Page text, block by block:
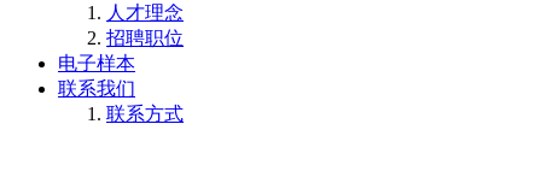
人才理念
招聘职位
电子样本
联系我们
联系方式